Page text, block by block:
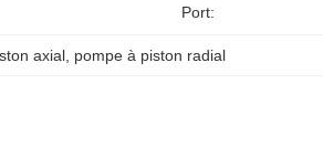
Port:
axial pompe à piston radial